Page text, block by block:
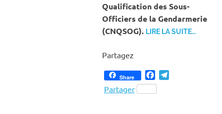
Qualification des Sous-
Officiers de la Gendarmerie
(CNQSOG). LIRE LA SUITE…
Partagez
Share Facebook
Partager